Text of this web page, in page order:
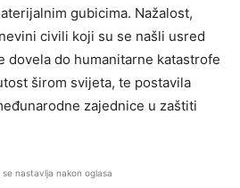
gubicima. Nažalost,
civili koji su se našli usred
dovela do humanitarne katastrofe
širom svijeta, te postavila
zajednice u zaštiti
se nastavlja nakon oglasa